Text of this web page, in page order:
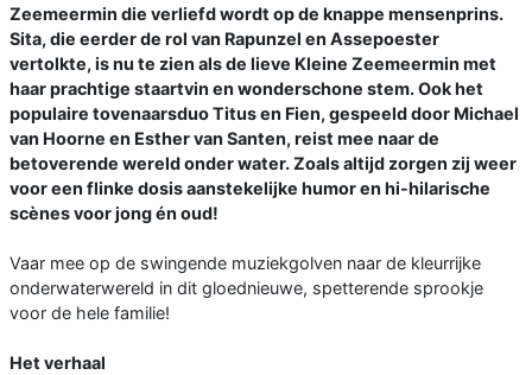
Zeemeermin die verliefd wordt op de knappe mensenprins.
Sita, die eerder de rol van Rapunzel en Assepoester
vertolkte, is nu te zien als de lieve Kleine Zeemeermin met
haar prachtige staartvin en wonderschone stem. Ook het
populaire tovenaarsduo Titus en Fien, gespeeld door Michael
van Hoorne en Esther van Santen, reist mee naar de
betoverende wereld onder water. Zoals altijd zorgen zij weer
voor een flinke dosis aanstekelijke humor en hi-hilarische
scènes voor jong én oud!
Vaar mee op de swingende muziekgolven naar de kleurrijke
onderwaterwereld in dit gloednieuwe, spetterende sprookje
voor de hele familie!
Het verhaal